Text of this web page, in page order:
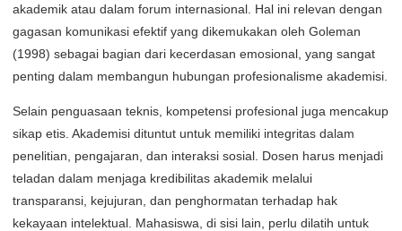
akademik atau dalam forum internasional. Hal ini relevan dengan
gagasan komunikasi efektif yang dikemukakan oleh Goleman
(1998) sebagai bagian dari kecerdasan emosional, yang sangat
penting dalam membangun hubungan profesionalisme akademisi.
Selain penguasaan teknis, kompetensi profesional juga mencakup
sikap etis. Akademisi dituntut untuk memiliki integritas dalam
penelitian, pengajaran, dan interaksi sosial. Dosen harus menjadi
teladan dalam menjaga kredibilitas akademik melalui
transparansi, kejujuran, dan penghormatan terhadap hak
kekayaan intelektual. Mahasiswa, di sisi lain, perlu dilatih untuk